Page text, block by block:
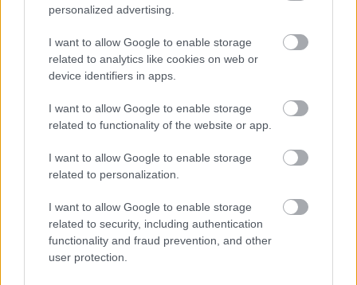
personalized advertising.
I want to allow Google to enable storage
related to analytics like cookies on web or
device identifiers in apps.
I want to allow Google to enable storage
related to functionality of the website or app.
I want to allow Google to enable storage
related to personalization.
I want to allow Google to enable storage
related to security, including authentication
functionality and fraud prevention, and other
user protection.